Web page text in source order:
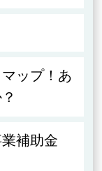
ップ！あ
補助金